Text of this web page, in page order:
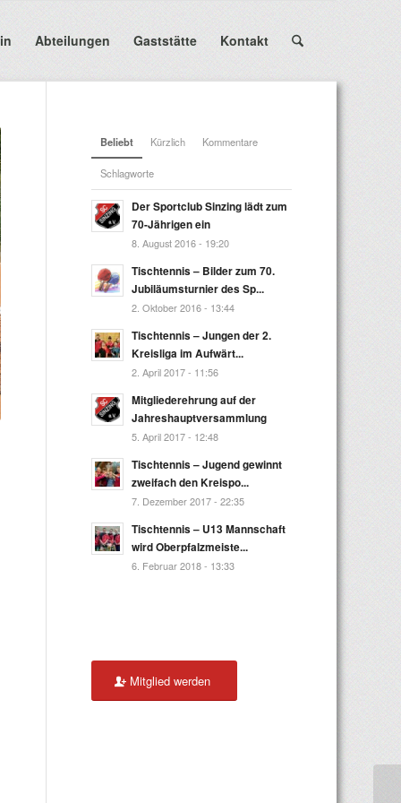
Abteilungen Gaststätte Kontakt
Beliebt Kürzlich Kommentare
Schlagworte
Der Sportclub Sinzing lädt zum
70-Jährigen ein
8. August 2016 - 19:20
Tischtennis – Bilder zum 70.
Jubiläumsturnier des Sp...
2. Oktober 2016 - 13:44
Tischtennis – Jungen der 2.
Kreisliga im Aufwärt...
2. April 2017 - 11:56
Mitgliederehrung auf der
Jahreshauptversammlung
5. April 2017 - 12:48
Tischtennis – Jugend gewinnt
zweifach den Kreispo...
7. Dezember 2017 - 22:35
Tischtennis – U13 Mannschaft
wird Oberpfalzmeiste...
6. Februar 2018 - 13:33
Mitglied werden